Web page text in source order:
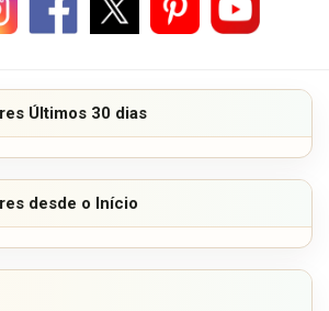
Últimos 30 dias
desde o Início